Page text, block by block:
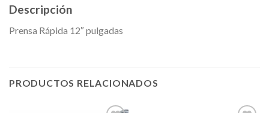
Descripción
Prensa Rápida 12″ pulgadas
PRODUCTOS RELACIONADOS